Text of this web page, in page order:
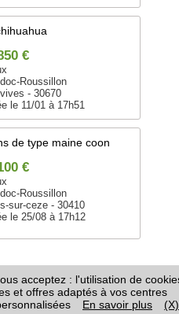
€
Roussillon
- 30670
le 11/01 à 17h51
de type maine coon
€
Roussillon
sur-ceze - 30410
le 25/08 à 17h12
-Informations Légales /
-Nous contacter
acceptez : l'utilisation de
et offres adaptés à vos centres
En savoir plus
(X)